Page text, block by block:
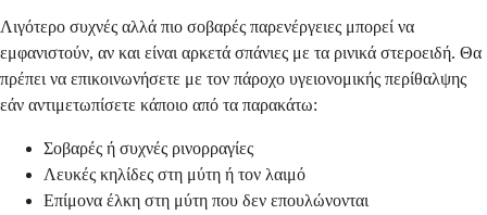
Λιγότερο συχνές αλλά πιο σοβαρές παρενέργειες μπορεί να
εμφανιστούν, αν και είναι αρκετά σπάνιες με τα ρινικά στεροειδή. Θα
πρέπει να επικοινωνήσετε με τον πάροχο υγειονομικής περίθαλψης
εάν αντιμετωπίσετε κάποιο από τα παρακάτω:
Σοβαρές ή συχνές ρινορραγίες
Λευκές κηλίδες στη μύτη ή τον λαιμό
Επίμονα έλκη στη μύτη που δεν επουλώνονται